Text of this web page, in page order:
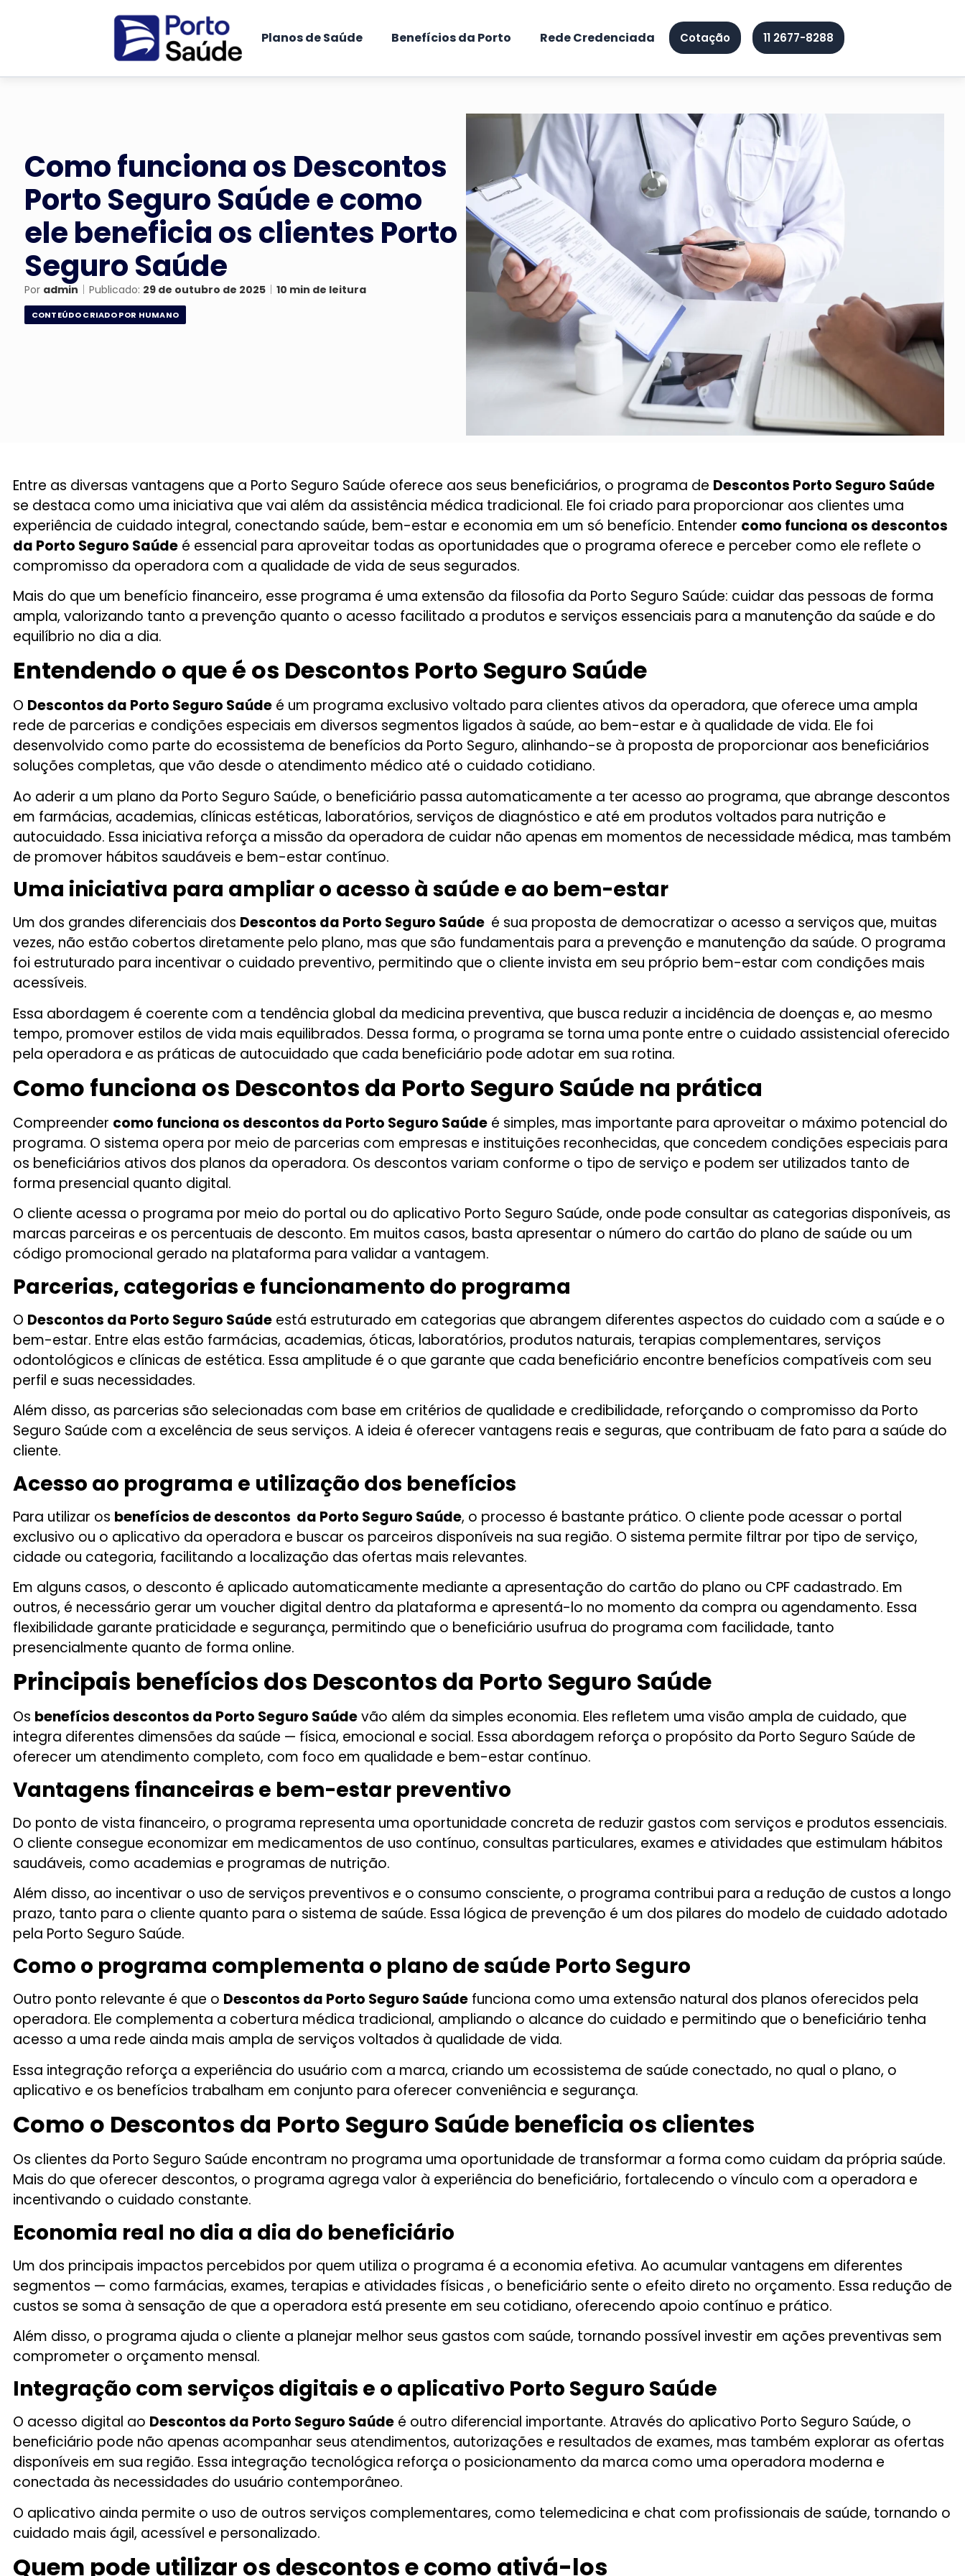
Planos de Saúde Benefícios da Porto Rede Credenciada Cotação 11 2677-8288
Como funciona os Descontos
Porto Seguro Saúde e como
ele beneficia os clientes Porto
Seguro Saúde
Por admin | Publicado: 29 de outubro de 2025 | 10 min de leitura
CONTEÚDO CRIADO POR HUMANO
Entre as diversas vantagens que a Porto Seguro Saúde oferece aos seus beneficiários, o programa de Descontos Porto Seguro Saúde
se destaca como uma iniciativa que vai além da assistência médica tradicional. Ele foi criado para proporcionar aos clientes uma
experiência de cuidado integral, conectando saúde, bem-estar e economia em um só benefício. Entender como funciona os descontos
da Porto Seguro Saúde é essencial para aproveitar todas as oportunidades que o programa oferece e perceber como ele reflete o
compromisso da operadora com a qualidade de vida de seus segurados.
Mais do que um benefício financeiro, esse programa é uma extensão da filosofia da Porto Seguro Saúde: cuidar das pessoas de forma
ampla, valorizando tanto a prevenção quanto o acesso facilitado a produtos e serviços essenciais para a manutenção da saúde e do
equilíbrio no dia a dia.
Entendendo o que é os Descontos Porto Seguro Saúde
O Descontos da Porto Seguro Saúde é um programa exclusivo voltado para clientes ativos da operadora, que oferece uma ampla
rede de parcerias e condições especiais em diversos segmentos ligados à saúde, ao bem-estar e à qualidade de vida. Ele foi
desenvolvido como parte do ecossistema de benefícios da Porto Seguro, alinhando-se à proposta de proporcionar aos beneficiários
soluções completas, que vão desde o atendimento médico até o cuidado cotidiano.
Ao aderir a um plano da Porto Seguro Saúde, o beneficiário passa automaticamente a ter acesso ao programa, que abrange descontos
em farmácias, academias, clínicas estéticas, laboratórios, serviços de diagnóstico e até em produtos voltados para nutrição e
autocuidado. Essa iniciativa reforça a missão da operadora de cuidar não apenas em momentos de necessidade médica, mas também
de promover hábitos saudáveis e bem-estar contínuo.
Uma iniciativa para ampliar o acesso à saúde e ao bem-estar
Um dos grandes diferenciais dos Descontos da Porto Seguro Saúde é sua proposta de democratizar o acesso a serviços que, muitas
vezes, não estão cobertos diretamente pelo plano, mas que são fundamentais para a prevenção e manutenção da saúde. O programa
foi estruturado para incentivar o cuidado preventivo, permitindo que o cliente invista em seu próprio bem-estar com condições mais
acessíveis.
Essa abordagem é coerente com a tendência global da medicina preventiva, que busca reduzir a incidência de doenças e, ao mesmo
tempo, promover estilos de vida mais equilibrados. Dessa forma, o programa se torna uma ponte entre o cuidado assistencial oferecido
pela operadora e as práticas de autocuidado que cada beneficiário pode adotar em sua rotina.
Como funciona os Descontos da Porto Seguro Saúde na prática
Compreender como funciona os descontos da Porto Seguro Saúde é simples, mas importante para aproveitar o máximo potencial do
programa. O sistema opera por meio de parcerias com empresas e instituições reconhecidas, que concedem condições especiais para
os beneficiários ativos dos planos da operadora. Os descontos variam conforme o tipo de serviço e podem ser utilizados tanto de
forma presencial quanto digital.
O cliente acessa o programa por meio do portal ou do aplicativo Porto Seguro Saúde, onde pode consultar as categorias disponíveis, as
marcas parceiras e os percentuais de desconto. Em muitos casos, basta apresentar o número do cartão do plano de saúde ou um
código promocional gerado na plataforma para validar a vantagem.
Parcerias, categorias e funcionamento do programa
O Descontos da Porto Seguro Saúde está estruturado em categorias que abrangem diferentes aspectos do cuidado com a saúde e o
bem-estar. Entre elas estão farmácias, academias, óticas, laboratórios, produtos naturais, terapias complementares, serviços
odontológicos e clínicas de estética. Essa amplitude é o que garante que cada beneficiário encontre benefícios compatíveis com seu
perfil e suas necessidades.
Além disso, as parcerias são selecionadas com base em critérios de qualidade e credibilidade, reforçando o compromisso da Porto
Seguro Saúde com a excelência de seus serviços. A ideia é oferecer vantagens reais e seguras, que contribuam de fato para a saúde do
cliente.
Acesso ao programa e utilização dos benefícios
Para utilizar os benefícios de descontos da Porto Seguro Saúde, o processo é bastante prático. O cliente pode acessar o portal
exclusivo ou o aplicativo da operadora e buscar os parceiros disponíveis na sua região. O sistema permite filtrar por tipo de serviço,
cidade ou categoria, facilitando a localização das ofertas mais relevantes.
Em alguns casos, o desconto é aplicado automaticamente mediante a apresentação do cartão do plano ou CPF cadastrado. Em
outros, é necessário gerar um voucher digital dentro da plataforma e apresentá-lo no momento da compra ou agendamento. Essa
flexibilidade garante praticidade e segurança, permitindo que o beneficiário usufrua do programa com facilidade, tanto
presencialmente quanto de forma online.
Principais benefícios dos Descontos da Porto Seguro Saúde
Os benefícios descontos da Porto Seguro Saúdevão além da simples economia. Eles refletem uma visão ampla de cuidado, que
integra diferentes dimensões da saúde — física, emocional e social. Essa abordagem reforça o propósito da Porto Seguro Saúde de
oferecer um atendimento completo, com foco em qualidade e bem-estar contínuo.
Vantagens financeiras e bem-estar preventivo
Do ponto de vista financeiro, o programa representa uma oportunidade concreta de reduzir gastos com serviços e produtos essenciais.
O cliente consegue economizar em medicamentos de uso contínuo, consultas particulares, exames e atividades que estimulam hábitos
saudáveis, como academias e programas de nutrição.
Além disso, ao incentivar o uso de serviços preventivos e o consumo consciente, o programa contribui para a redução de custos a longo
prazo, tanto para o cliente quanto para o sistema de saúde. Essa lógica de prevenção é um dos pilares do modelo de cuidado adotado
pela Porto Seguro Saúde.
Como o programa complementa o plano de saúde Porto Seguro
Outro ponto relevante é que o Descontos da Porto Seguro Saúde funciona como uma extensão natural dos planos oferecidos pela
operadora. Ele complementa a cobertura médica tradicional, ampliando o alcance do cuidado e permitindo que o beneficiário tenha
acesso a uma rede ainda mais ampla de serviços voltados à qualidade de vida.
Essa integração reforça a experiência do usuário com a marca, criando um ecossistema de saúde conectado, no qual o plano, o
aplicativo e os benefícios trabalham em conjunto para oferecer conveniência e segurança.
Como o Descontos da Porto Seguro Saúde beneficia os clientes
Os clientes da Porto Seguro Saúde encontram no programa uma oportunidade de transformar a forma como cuidam da própria saúde.
Mais do que oferecer descontos, o programa agrega valor à experiência do beneficiário, fortalecendo o vínculo com a operadora e
incentivando o cuidado constante.
Economia real no dia a dia do beneficiário
Um dos principais impactos percebidos por quem utiliza o programa é a economia efetiva. Ao acumular vantagens em diferentes
segmentos — como farmácias, exames, terapias e atividades físicas , o beneficiário sente o efeito direto no orçamento. Essa redução de
custos se soma à sensação de que a operadora está presente em seu cotidiano, oferecendo apoio contínuo e prático.
Além disso, o programa ajuda o cliente a planejar melhor seus gastos com saúde, tornando possível investir em ações preventivas sem
comprometer o orçamento mensal.
Integração com serviços digitais e o aplicativo Porto Seguro Saúde
O acesso digital ao Descontos da Porto Seguro Saúde é outro diferencial importante. Através do aplicativo Porto Seguro Saúde, o
beneficiário pode não apenas acompanhar seus atendimentos, autorizações e resultados de exames, mas também explorar as ofertas
disponíveis em sua região. Essa integração tecnológica reforça o posicionamento da marca como uma operadora moderna e
conectada às necessidades do usuário contemporâneo.
O aplicativo ainda permite o uso de outros serviços complementares, como telemedicina e chat com profissionais de saúde, tornando o
cuidado mais ágil, acessível e personalizado.
Quem pode utilizar os descontos e como ativá-los